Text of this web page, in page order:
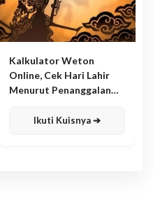
Kalkulator Weton
Online, Cek Hari Lahir
Menurut Penanggalan
Ikuti Kuisnya ➔